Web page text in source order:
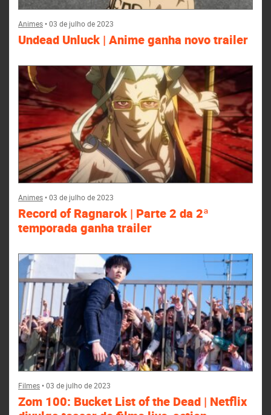
Animes•03 de julho de 2023
Undead Unluck | Anime ganha novo trailer
Animes•03 de julho de 2023
Record of Ragnarok | Parte 2 da 2ª
temporada ganha trailer
Filmes•03 de julho de 2023
Zom 100: Bucket List of the Dead | Netflix